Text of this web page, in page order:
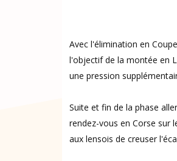
Avec l'élimination en
l'objectif de la montée en
une pression
Suite et fin de la phase
rendez-vous en Corse sur
aux lensois de creuser